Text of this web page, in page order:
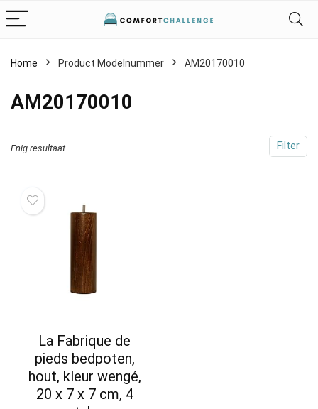
Home Product Modelnummer ‎AM20170010
‎AM20170010
Filter
Enig resultaat
La Fabrique de
pieds bedpoten,
hout, kleur wengé,
20 x 7 x 7 cm, 4